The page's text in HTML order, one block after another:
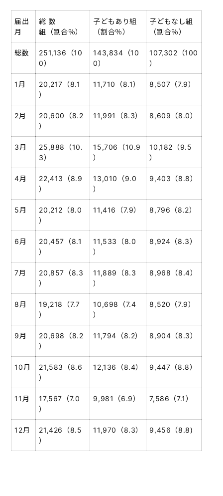
届出
月
総 数
組（割合％）
子どもあり組
（割合％）
子どもなし組
（割合％）
総数
251,136（10
0）
143,834（10
0）
107,302（100
）
1月
20,217（8.1
）
11,710（8.1） 8,507（7.9）
2月
20,600（8.2
）
11,991（8.3） 8,609（8.0）
3月
25,888（10.
3）
15,706（10.9
）
10,182（9.5
）
4月
22,413（8.9
）
13,010（9.0
）
9,403（8.8）
5月
20,212（8.0
）
11,416（7.9） 8,796（8.2）
6月
20,457（8.1
）
11,533（8.0
）
8,924（8.3）
7月
20,857（8.3
）
11,889（8.3
）
8,968（8.4）
8月
19,218（7.7
）
10,698（7.4
）
8,520（7.9）
9月
20,698（8.2
）
11,794（8.2） 8,904（8.3）
10月
21,583（8.6
）
12,136（8.4） 9,447（8.8）
11月
17,567（7.0
）
9,981（6.9） 7,586（7.1）
12月
21,426（8.5
）
11,970（8.3） 9,456（8.8)